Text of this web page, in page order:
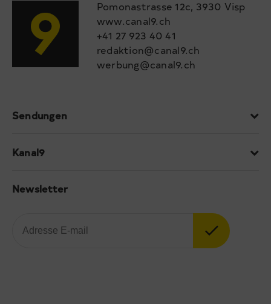
Pomonastrasse 12c, 3930 Visp
www.canal9.ch
+41 27 923 40 41
redaktion@canal9.ch
werbung@canal9.ch
Sendungen
Kanal9
Newsletter